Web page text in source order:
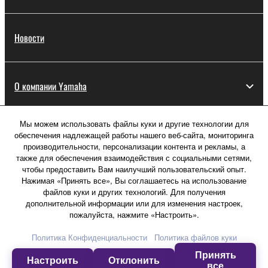
Новости
О компании Yamaha
Россия - Русский
Потребитель
Мы можем использовать файлы куки и другие технологии для
обеспечения надлежащей работы нашего веб-сайта, мониторинга
производительности, персонализации контента и рекламы, а
также для обеспечения взаимодействия с социальными сетями,
чтобы предоставить Вам наилучший пользовательский опыт.
Нажимая «Принять все», Вы соглашаетесь на использование
файлов куки и других технологий. Для получения
дополнительной информации или для изменения настроек,
пожалуйста, нажмите «Настроить».
Политика Конфиденциальности
Политика файлов куки
Настроить Отклонить
Принять
все
Свяжитесь с нами
Условия использования
Политика конфиденциальности
© Yamaha Corporation.